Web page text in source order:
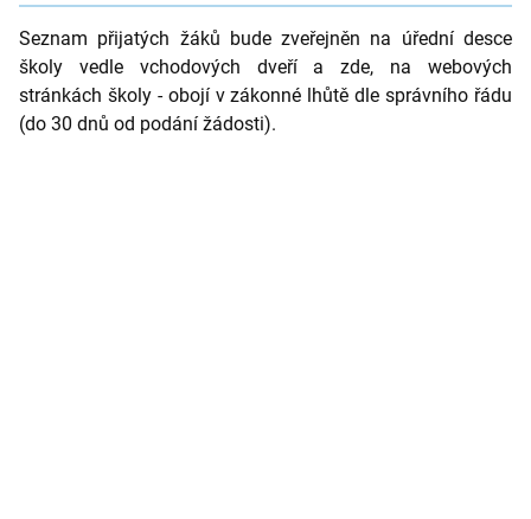
Seznam přijatých žáků bude zveřejněn na úřední desce
školy vedle vchodových dveří a zde, na webových
stránkách školy - obojí v zákonné lhůtě dle správního řádu
(do 30 dnů od podání žádosti).